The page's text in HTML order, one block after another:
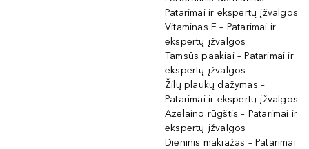
Patarimai ir ekspertų įžvalgos
Vitaminas E – Patarimai ir
ekspertų įžvalgos
Tamsūs paakiai – Patarimai ir
ekspertų įžvalgos
Žilų plaukų dažymas –
Patarimai ir ekspertų įžvalgos
Azelaino rūgštis – Patarimai ir
ekspertų įžvalgos
Dieninis makiažas – Patarimai